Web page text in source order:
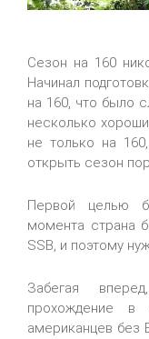
Сезон на 160
Начинал
на 160, что было
несколько
не только на
открыть сезон
Первой целью
момента страна
SSB, и поэтому
Забегая
прохождение в
американцев без